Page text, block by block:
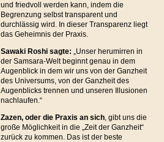
und friedvoll werden kann, indem die
Begrenzung selbst transparent und
durchlässig wird. In dieser Transparenz liegt
das Geheimnis der Praxis.
Sawaki Roshi sagte: „Unser herumirren in
der Samsara-Welt beginnt genau in dem
Augenblick in dem wir uns von der Ganzheit
des Universums, von der Ganzheit des
Augenblicks trennen und unseren Illusionen
nachlaufen.“
Zazen, oder die Praxis an sich, gibt uns die
große Möglichkeit in die „Zeit der Ganzheit“
zurück zu kommen. Das ist der beste